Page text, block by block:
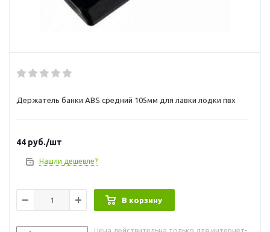
Держатель банки ABS средний 105мм для лавки лодки пвх
44 руб./шт
Нашли дешевле?
В корзину